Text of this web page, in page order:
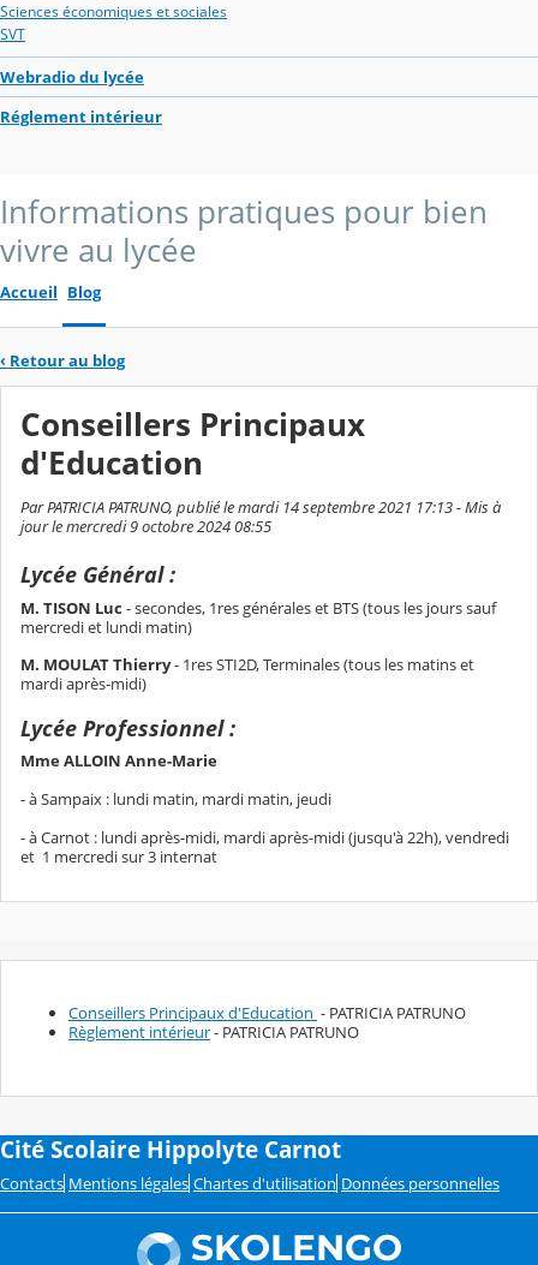
Sciences économiques et sociales
SVT
Webradio du lycée
Réglement intérieur
Informations pratiques pour bien
vivre au lycée
Accueil Blog
‹ Retour au blog
Conseillers Principaux
d'Education
Par PATRICIA PATRUNO, publié le mardi 14 septembre 2021 17:13 - Mis à
jour le mercredi 9 octobre 2024 08:55
Lycée Général :
M. TISON Luc - secondes, 1res générales et BTS (tous les jours sauf
mercredi et lundi matin)
M. MOULAT Thierry- 1res STI2D, Terminales (tous les matins et
mardi après-midi)
Lycée Professionnel :
Mme ALLOIN Anne-Marie
- à Sampaix : lundi matin, mardi matin, jeudi
- à Carnot : lundi après-midi, mardi après-midi (jusqu'à 22h), vendredi
et 1 mercredi sur 3 internat
Conseillers Principaux d'Education - PATRICIA PATRUNO
Règlement intérieur- PATRICIA PATRUNO
Cité Scolaire Hippolyte Carnot
Contacts Mentions légales Chartes d'utilisation Données personnelles